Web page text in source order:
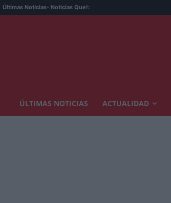
Últimas Noticias- Noticias Que!:
ÚLTIMAS NOTICIAS ACTUALIDAD